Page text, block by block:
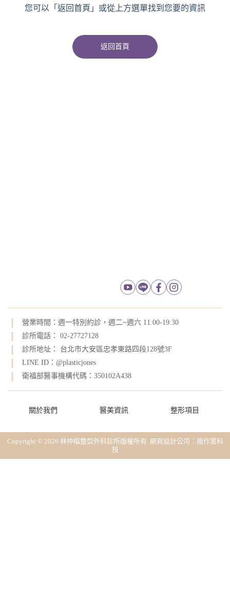
您可以「返回首頁」或從上方選單找到您要的資訊
返回首頁
營業時間：週一特別約診，週二~週六 11:00-19:30
診所電話： 02-27727128
診所地址： 台北市大安區忠孝東路四段128號3F
LINE ID：@plasticjones
衛福部醫事機構代碼：350102A438
關於我們 醫美資訊 整形項目
Copyright © 2026 林仲樞整型外科診所版權所有. 網頁設計公司 ：振作雲科
技